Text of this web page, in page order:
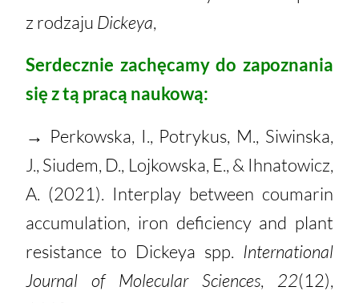
z rodzaju Dickeya,
Serdecznie zachęcamy do zapoznania
się z tą pracą naukową:
→ Perkowska, I., Potrykus, M., Siwinska,
J., Siudem, D., Lojkowska, E., & Ihnatowicz,
A. (2021). Interplay between coumarin
accumulation, iron deficiency and plant
resistance to Dickeya spp. International
Journal of Molecular Sciences, 22(12),